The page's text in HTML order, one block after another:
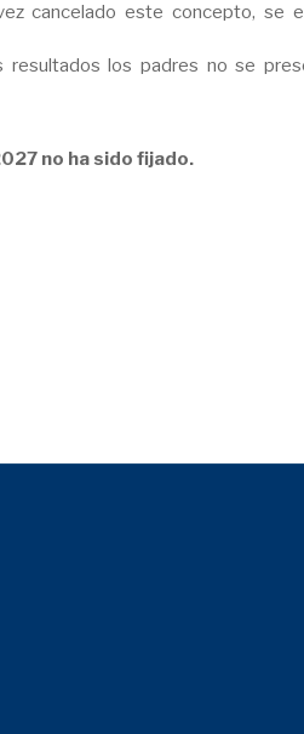
cancelado este concepto, se
los padres no se
no ha sido fijado.